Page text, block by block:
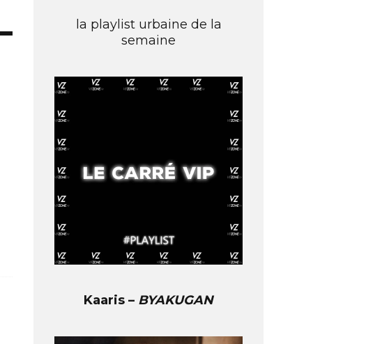
la playlist urbaine de la
semaine
Kaaris – BYAKUGAN